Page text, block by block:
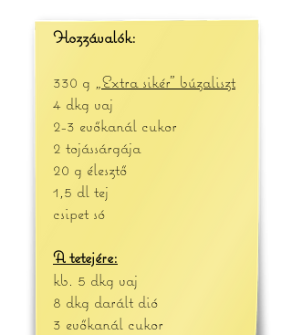
Hozzávalók:
330 g „Extra sikér” búzaliszt
4 dkg vaj
2-3 evőkanál cukor
2 tojássárgája
20 g élesztő
1,5 dl tej
csipet só
A tetejére:
kb. 5 dkg vaj
8 dkg darált dió
3 evőkanál cukor